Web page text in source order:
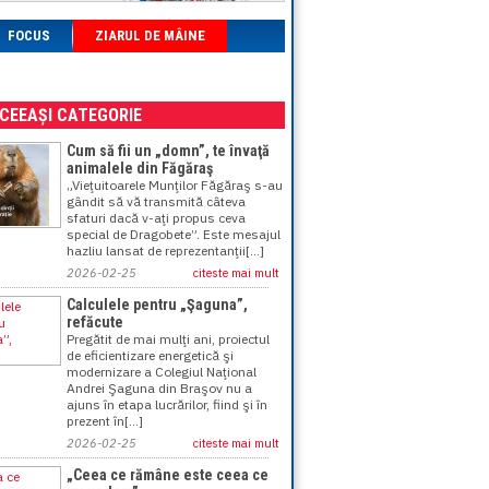
FOCUS ZIARUL DE MÂINE
CATEGORIE
Cum să fii un „domn”, te învaţă
animalele din Făgăraş
„Vieţuitoarele Munţilor Făgăraş s-au
gândit să vă transmită câteva
sfaturi dacă v-aţi propus ceva
special de Dragobete”. Este mesajul
hazliu lansat de reprezentanţii[...]
2026-02-25 citeste mai mult
Calculele pentru „Şaguna”,
refăcute
Pregătit de mai mulţi ani, proiectul
de eficientizare energetică şi
modernizare a Colegiul Naţional
Andrei Şaguna din Braşov nu a
ajuns în etapa lucrărilor, fiind şi în
prezent în[...]
2026-02-25 citeste mai mult
„Ceea ce rămâne este ceea ce